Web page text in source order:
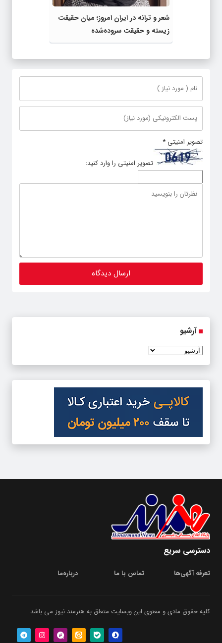
شعر و ترانه در ایران امروز؛ میان حقیقت
زیسته و حقیقت سروده‌شده
تصویر امنیتی *
تصویر امنیتی را وارد کنید:
آرشیو
دسترسی سریع
تعرفه آگهی‌ها تماس با ما درباره‌‌ما
کلیه حقوق مادی و معنوی این وبسایت متعلق به هنرمند نیوز می باشد